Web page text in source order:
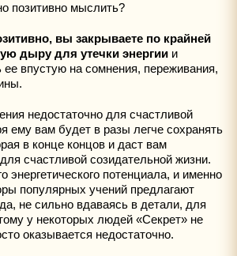
позитивно мыслить?
вы закрываете по крайней
дыру для утечки энергии и
ее впустую на сомнения, переживания,
недостаточно для счастливой
ему вам будет в разы легче сохранять
в конце концов и даст вам
счастливой созидательной жизни.
потенциала, и именно
популярных учений предлагают
не сильно вдаваясь в детали, для
у некоторых людей «Секрет» не
оказывается недостаточно.